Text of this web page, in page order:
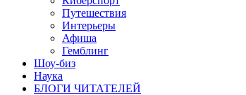
Путешествия
Интерьеры
Афиша
Гемблинг
Шоу-биз
Наука
БЛОГИ ЧИТАТЕЛЕЙ